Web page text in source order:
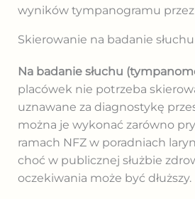
wyników tympanogramu przez
Skierowanie na badanie słuchu
Na badanie słuchu
placówek nie potrzeba
uznawane za diagnostykę
można je wykonać zarówno
ramach NFZ w poradniach
choć w publicznej służbie
oczekiwania może być dłuższy.